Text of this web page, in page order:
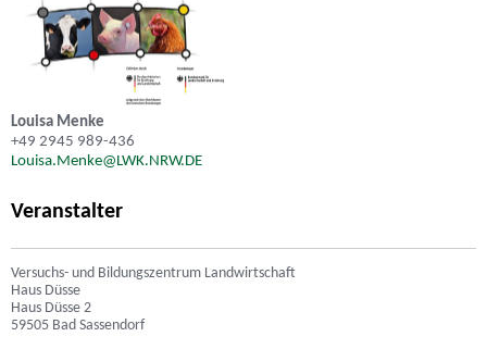
Louisa Menke
+49 2945 989-436
Louisa.Menke@LWK.NRW.DE
Veranstalter
Versuchs- und Bildungszentrum Landwirtschaft
Haus Düsse
Haus Düsse 2
59505 Bad Sassendorf